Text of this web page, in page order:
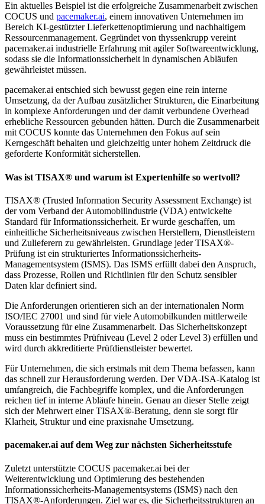
Ein aktuelles Beispiel ist die erfolgreiche Zusammenarbeit zwischen
COCUS und pacemaker.ai, einem innovativen Unternehmen im
Bereich KI-gestützter Lieferkettenoptimierung und nachhaltigem
Ressourcenmanagement. Gegründet von thyssenkrupp vereint
pacemaker.ai industrielle Erfahrung mit agiler Softwareentwicklung,
sodass sie die Informationssicherheit in dynamischen Abläufen
gewährleistet müssen.
pacemaker.ai entschied sich bewusst gegen eine rein interne
Umsetzung, da der Aufbau zusätzlicher Strukturen, die Einarbeitung
in komplexe Anforderungen und der damit verbundene Overhead
erhebliche Ressourcen gebunden hätten. Durch die Zusammenarbeit
mit COCUS konnte das Unternehmen den Fokus auf sein
Kerngeschäft behalten und gleichzeitig unter hohem Zeitdruck die
geforderte Konformität sicherstellen.
Was ist TISAX® und warum ist Expertenhilfe so wertvoll?
TISAX® (Trusted Information Security Assessment Exchange) ist
der vom Verband der Automobilindustrie (VDA) entwickelte
Standard für Informationssicherheit. Er wurde geschaffen, um
einheitliche Sicherheitsniveaus zwischen Herstellern, Dienstleistern
und Zulieferern zu gewährleisten. Grundlage jeder TISAX®-
Prüfung ist ein strukturiertes Informationssicherheits-
Managementsystem (ISMS). Das ISMS erfüllt dabei den Anspruch,
dass Prozesse, Rollen und Richtlinien für den Schutz sensibler
Daten klar definiert sind.
Die Anforderungen orientieren sich an der internationalen Norm
ISO/IEC 27001 und sind für viele Automobilkunden mittlerweile
Voraussetzung für eine Zusammenarbeit. Das Sicherheitskonzept
muss ein bestimmtes Prüfniveau (Level 2 oder Level 3) erfüllen und
wird durch akkreditierte Prüfdienstleister bewertet.
Für Unternehmen, die sich erstmals mit dem Thema befassen, kann
das schnell zur Herausforderung werden. Der VDA-ISA-Katalog ist
umfangreich, die Fachbegriffe komplex, und die Anforderungen
reichen tief in interne Abläufe hinein. Genau an dieser Stelle zeigt
sich der Mehrwert einer TISAX®-Beratung, denn sie sorgt für
Klarheit, Struktur und eine praxisnahe Umsetzung.
pacemaker.ai auf dem Weg zur nächsten Sicherheitsstufe
Zuletzt unterstützte COCUS pacemaker.ai bei der
Weiterentwicklung und Optimierung des bestehenden
Informationssicherheits-Managementsystems (ISMS) nach den
TISAX®-Anforderungen. Ziel war es, die Sicherheitsstrukturen an